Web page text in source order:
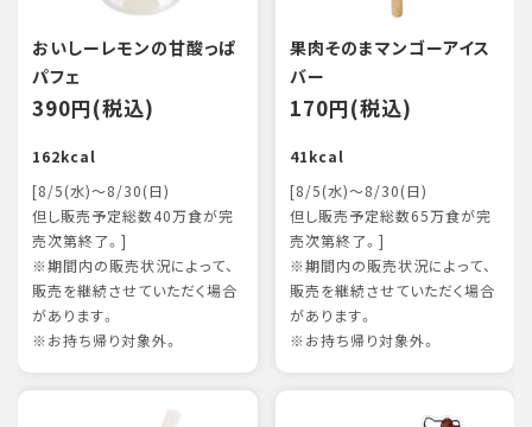
おいしーレモンの甘酸っぱ
パフェ
390円(税込)
162kcal
[8/5(水)～8/30(日)
但し販売予定総数40万食が完
売次第終了。]
※期間内の販売状況によって、
販売を継続させていただく場合
があります。
※お持ち帰り対象外。
果肉そのまマンゴーアイス
バー
170円(税込)
41kcal
[8/5(水)～8/30(日)
但し販売予定総数65万食が完
売次第終了。]
※期間内の販売状況によって、
販売を継続させていただく場合
があります。
※お持ち帰り対象外。